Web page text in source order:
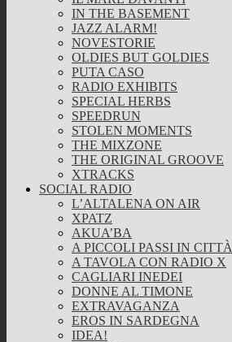
IN THE BASEMENT
JAZZ ALARM!
NOVESTORIE
OLDIES BUT GOLDIES
PUTA CASO
RADIO EXHIBITS
SPECIAL HERBS
SPEEDRUN
STOLEN MOMENTS
THE MIXZONE
THE ORIGINAL GROOVE
XTRACKS
SOCIAL RADIO
L’ALTALENA ON AIR
XPATZ
AKUA’BA
A PICCOLI PASSI IN CITTÀ
A TAVOLA CON RADIO X
CAGLIARI INEDEI
DONNE AL TIMONE
EXTRAVAGANZA
EROS IN SARDEGNA
IDEA!